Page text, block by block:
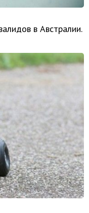
в Австралии.